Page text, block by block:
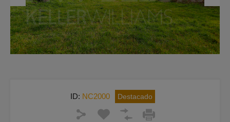
Previous Next
ID: NC2000 Destacado